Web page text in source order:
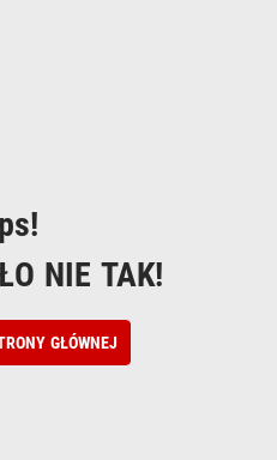
NIE TAK!
GŁÓWNEJ